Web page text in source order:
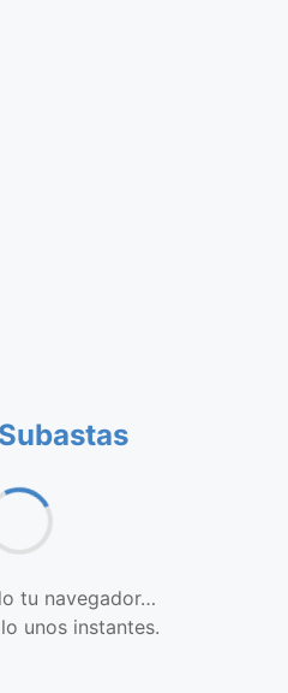
Subastas
tu navegador…
unos instantes.